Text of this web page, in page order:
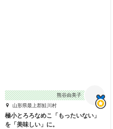
熊谷由美子
山形県最上郡鮭川村
極小とろろなめこ「もったいない」
を「美味しい」に。